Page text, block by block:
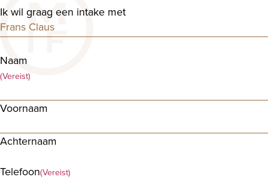
Ik wil graag een intake met
Naam
(Vereist)
Voornaam
Achternaam
Telefoon(Vereist)